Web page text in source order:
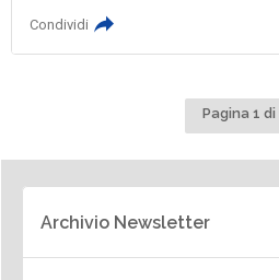
Condividi
Pagina 1 di
Archivio Newsletter